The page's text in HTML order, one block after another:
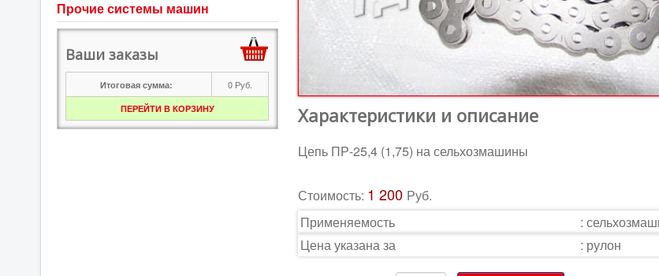
Прочие системы машин
Ваши заказы
Итоговая сумма: 0 Руб.
ПЕРЕЙТИ В КОРЗИНУ Характеристики и описание
Цепь ПР-25,4 (1,75) на сельхозмашины
Стоимость: 1 200 Руб.
Применяемость
:
Цена указана за
: рулон